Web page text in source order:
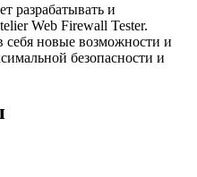
разрабатывать и
Web Firewall Tester.
себя новые возможности и
безопасности и